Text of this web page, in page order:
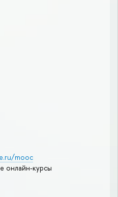
mooc
онлайн-курсы